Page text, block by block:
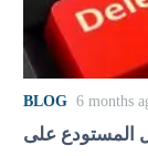
BLOG 6 months